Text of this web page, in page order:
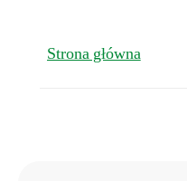
Strona główna